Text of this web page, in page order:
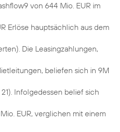
von 644 Mio. EUR im
Erlöse hauptsächlich aus dem
Die Leasingzahlungen,
beliefen sich in 9M
Infolgedessen belief sich
EUR, verglichen mit einem